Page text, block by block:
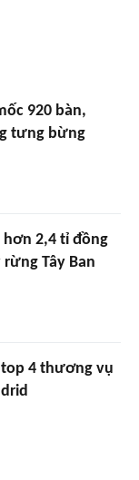
920 bàn,
tưng bừng
hơn 2,4 tỉ đồng
Tây Ban
4 thương vụ